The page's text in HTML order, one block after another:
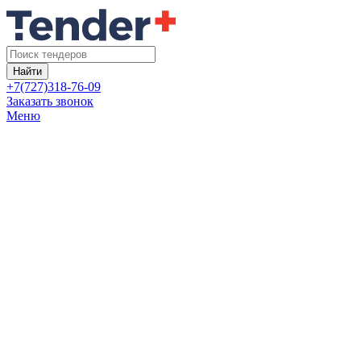
Найти
+7(727)318-76-09
Заказать звонок
Меню